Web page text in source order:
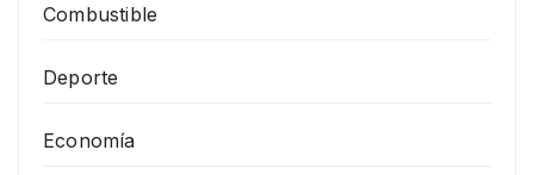
Combustible
Deporte
Economía